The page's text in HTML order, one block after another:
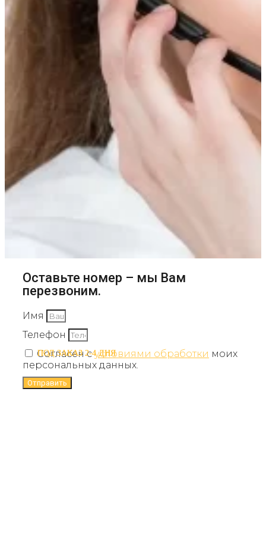
ПОД ЗАКАЗ 2-4 ДНЯ
ПОД ЗАКАЗ 2-4 ДНЯ
Оставьте номер – мы Вам
перезвоним.
Имя
Телефон
Согласен сусловиями обработки моих
персональных данных.
Отправить